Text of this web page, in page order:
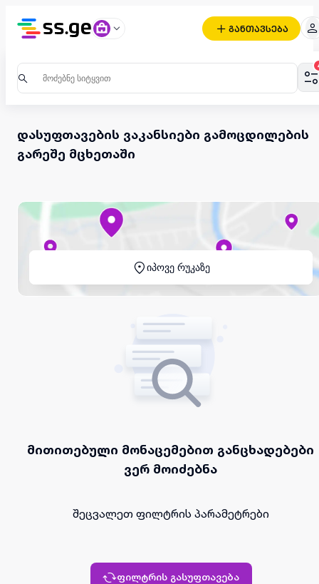
განთავსება
დასუფთავების ვაკანსიები გამოცდილების
გარეშე მცხეთაში
იპოვე რუკაზე
მითითებული მონაცემებით განცხადებები
ვერ მოიძებნა
შეცვალეთ ფილტრის პარამეტრები
ფილტრის გასუფთავება